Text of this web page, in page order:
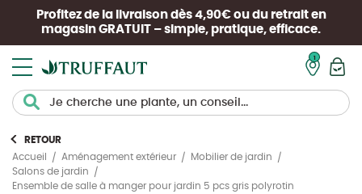
Profitez de la livraison dès 4,90€ ou du retrait en
magasin GRATUIT – simple, pratique, efficace.
RETOUR
Accueil
Aménagement extérieur
Mobilier de jardin
Salons de jardin
Ensemble de salle à manger pour jardin 5 pcs gris polyrotin